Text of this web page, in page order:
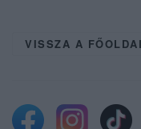
VISSZA A